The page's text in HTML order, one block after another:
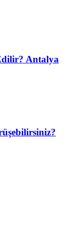
Antalya